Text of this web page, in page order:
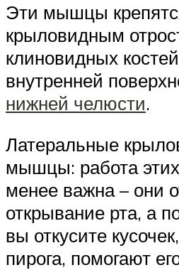
Эти мышцы
крыловидным
клиновидных
внутренней
нижней челюсти.
Латеральные
мышцы: работа
менее важна – они
открывание рта, а
вы откусите
пирога, помогают